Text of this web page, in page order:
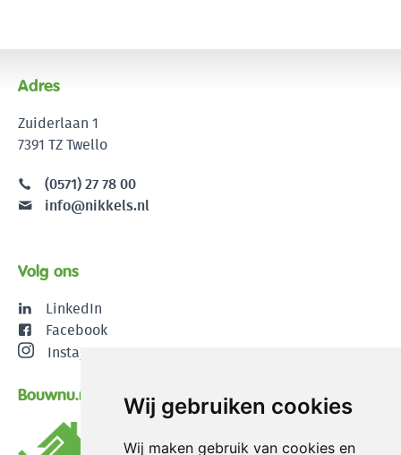
Wij gebruiken cookies
Wij maken gebruik van cookies en
Adres
Zuiderlaan 1
7391 TZ Twello
(0571) 27 78 00
info@nikkels.nl
Volg ons
LinkedIn
Facebook
Instagram
Bouwnu.nl